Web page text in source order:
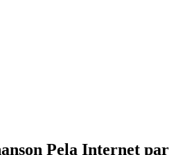
Pela Internet par